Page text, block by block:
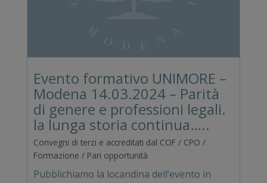
Evento formativo UNIMORE –
Modena 14.03.2024 – Parità
di genere e professioni legali.
la lunga storia continua…..
Convegni di terzi e accreditati dal COF / CPO /
Formazione / Pari opportunità
Pubblichiamo la locandina dell’evento in